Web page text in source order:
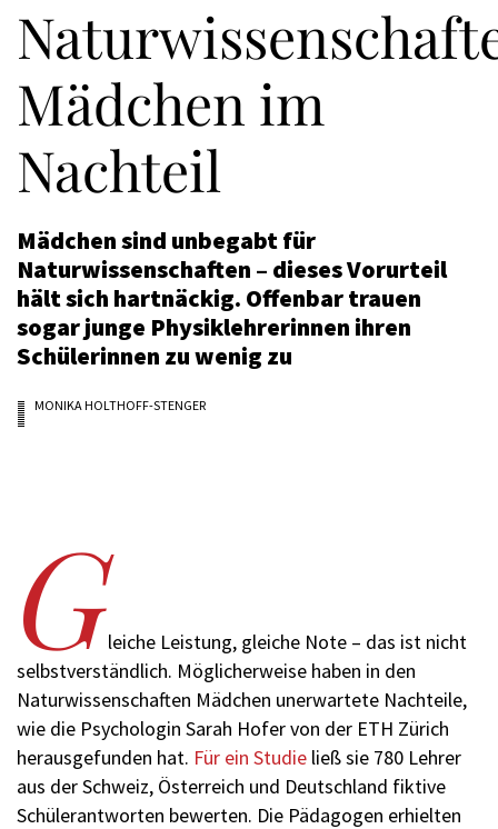
Mädchen im
Nachteil
Mädchen sind unbegabt für
Naturwissenschaften – dieses Vorurteil
hält sich hartnäckig. Offenbar trauen
sogar junge Physiklehrerinnen ihren
Schülerinnen zu wenig zu
MONIKA HOLTHOFF-STENGER
Gleiche Leistung, gleiche Note – das ist nicht
selbstverständlich. Möglicherweise haben in den
Naturwissenschaften Mädchen unerwartete Nachteile,
wie die Psychologin Sarah Hofer von der ETH Zürich
herausgefunden hat. Für ein Studie ließ sie 780 Lehrer
aus der Schweiz, Österreich und Deutschland fiktive
Schülerantworten bewerten. Die Pädagogen erhielten